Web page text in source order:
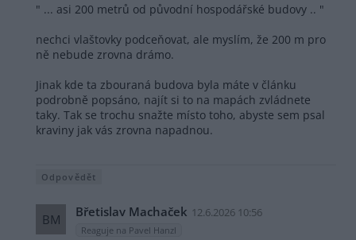
" ... asi 200 metrů od původní hospodářské budovy .. "
nechci vlaštovky podceňovat, ale myslím, že 200 m pro
ně nebude zrovna drámo.
Jinak kde ta zbouraná budova byla máte v článku
podrobně popsáno, najít si to na mapách zvládnete
taky. Tak se trochu snažte místo toho, abyste sem psal
kraviny jak vás zrovna napadnou.
Odpovědět
BM Břetislav Machaček 12.6.2026 10:56
Reaguje na Pavel Hanzl